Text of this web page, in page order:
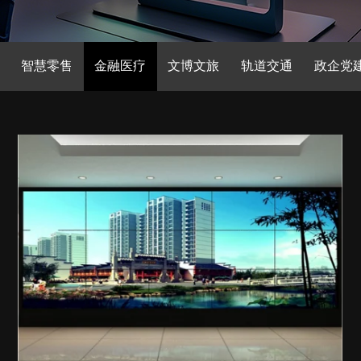
智慧零售 金融医疗 文博文旅 轨道交通 政企党